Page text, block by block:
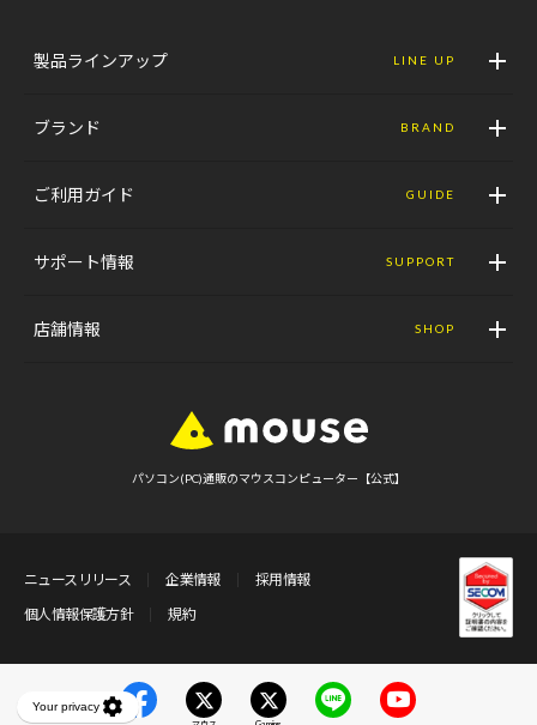
製品ラインアップ LINE UP
ブランド BRAND
ご利用ガイド GUIDE
サポート情報 SUPPORT
店舗情報 SHOP
パソコン(PC)通販のマウスコンピューター【公式】
ニュースリリース 企業情報
採用情報
個人情報保護方針
規約